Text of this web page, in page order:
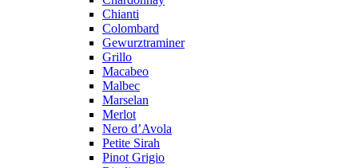
Chianti
Colombard
Gewurztraminer
Grillo
Macabeo
Malbec
Marselan
Merlot
Nero d’Avola
Petite Sirah
Pinot Grigio